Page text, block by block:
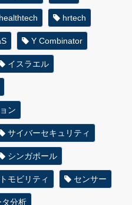
healthtech hrtech
Y Combinator
イスラエル
ン
サイバーセキュリティ
シンガポール
モビリティ センサー
タ分析